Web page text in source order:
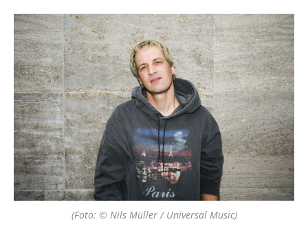
(Foto: © Nils Müller / Universal Music)